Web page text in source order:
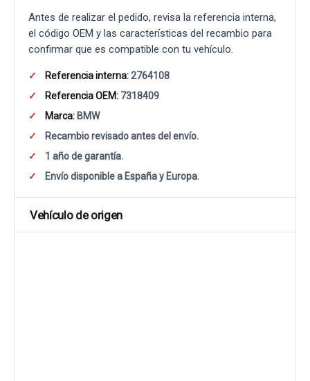
Antes de realizar el pedido, revisa la referencia interna,
el código OEM y las características del recambio para
confirmar que es compatible con tu vehículo.
Referencia interna:2764108
Referencia OEM: 7318409
Marca: BMW
Recambio revisado antes del envío.
1 año de garantía.
Envío disponible a España y Europa.
Vehículo de origen